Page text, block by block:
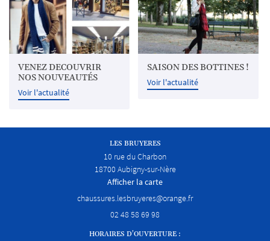
CONTACT
INSCRIPTION
REJOIGNEZ-
VENEZ DECOUVRIR
NOS NOUVEAUTÉS
Voir l'actualité
SAISON DES BOTTINES !
Voir l'actualité
LES BRUYERES
10 rue du Charbon
18700 Aubigny-sur-Nère
Afficher la carte
02 48 58 69 98
HORAIRES D'OUVERTURE :